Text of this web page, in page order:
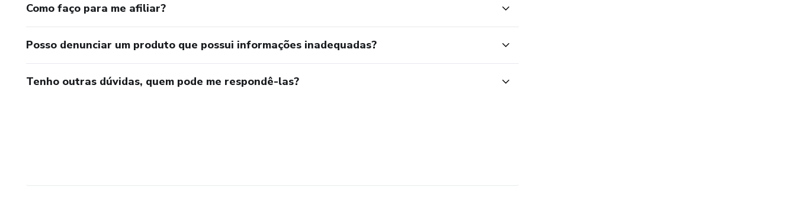
Como faço para me afiliar?
Posso denunciar um produto que possui informações inadequadas?
Tenho outras dúvidas, quem pode me respondê-las?